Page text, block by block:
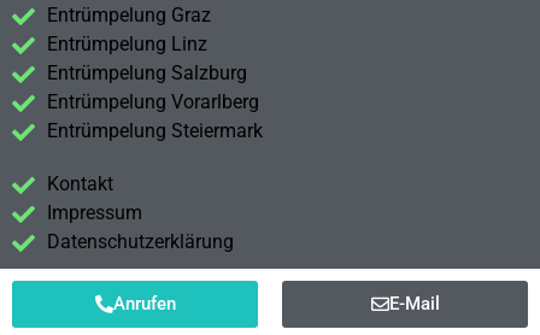
Entrümpelung Graz
Entrümpelung Linz
Entrümpelung Salzburg
Entrümpelung Vorarlberg
Entrümpelung Steiermark
Kontakt
Impressum
Datenschutzerklärung
Anrufen E-Mail